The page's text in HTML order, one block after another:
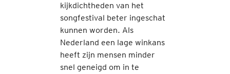
kijkdichtheden van het
songfestival beter ingeschat
kunnen worden. Als
Nederland een lage winkans
heeft zijn mensen minder
snel geneigd om in te